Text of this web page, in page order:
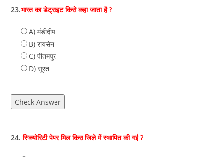
23.भारत का डेट्राइट किसे कहा जाता है ?
A) मंडीदीप
B) रायसेन
C) पीतमपुर
D) सूरत
Check Answer
24.सिक्योरिटी पेपर मिल किस जिले में स्थापित की गई ?